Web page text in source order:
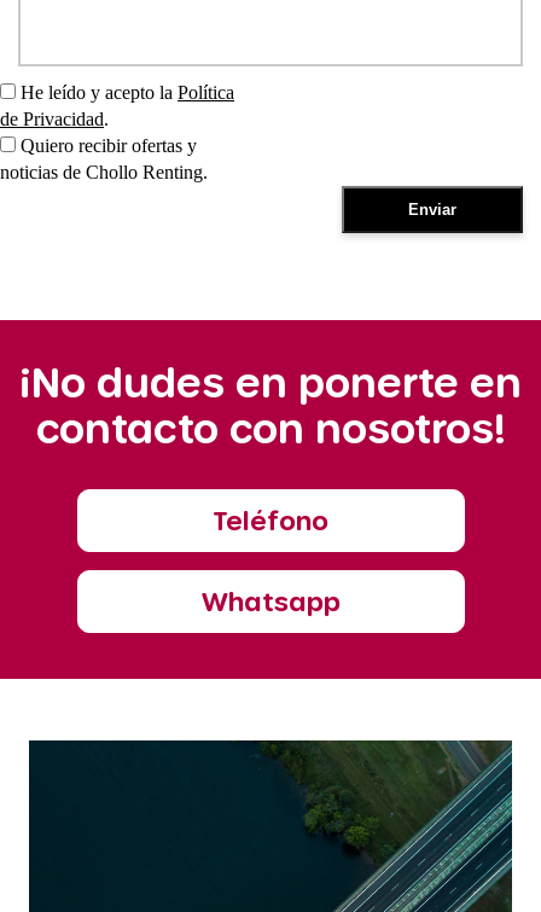
He leído y acepto la Política
de Privacidad.
Quiero recibir ofertas y
noticias de Chollo Renting.
¡No dudes en ponerte en
contacto con nosotros!
Teléfono
Whatsapp